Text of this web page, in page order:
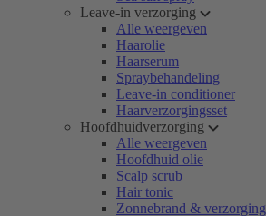
Leave-in verzorging
Alle weergeven
Haarolie
Haarserum
Spraybehandeling
Leave-in conditioner
Haarverzorgingsset
Hoofdhuidverzorging
Alle weergeven
Hoofdhuid olie
Scalp scrub
Hair tonic
Zonnebrand & verzorging